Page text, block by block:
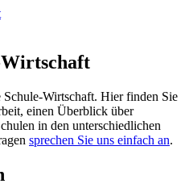
Wirtschaft
Wirtschaft. Hier finden Sie
einen Überblick über
in den unterschiedlichen
sprechen Sie uns einfach an.